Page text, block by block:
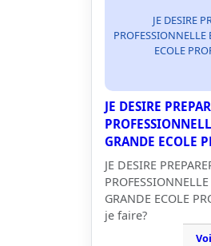
JE DESIRE
PROFESSIONNELLE
ECOLE
JE DESIRE
GRANDE ECOLE
JE DESIRE
GRANDE ECOLE
je faire?